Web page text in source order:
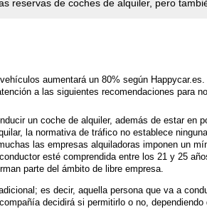
reservas de coches de alquiler, pero
aumentará un 80% según
a las siguientes recomendaciones para
un coche de alquiler, además de estar en
la normativa de tráfico no establece
las empresas alquiladoras imponen un
esté comprendida entre los 21 y 25
parte del ámbito de libre empresa.
es decir, aquella persona que va a
decidirá si permitirlo o no,